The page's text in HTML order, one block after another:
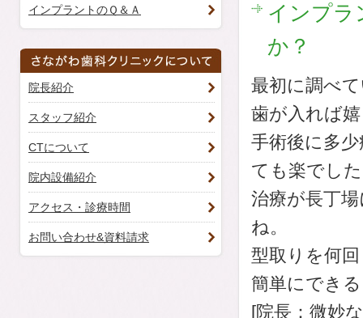
インプラ
か？
最初に調べ
歯が入れば
手術後に多
ても楽でし
治療が長丁
ね。
型取りを何
簡単にでき
[院長：微妙
インプラントのＱ＆Ａ
院長紹介
スタッフ紹介
CTについて
院内設備紹介
アクセス・診療時間
お問い合わせ&資料請求